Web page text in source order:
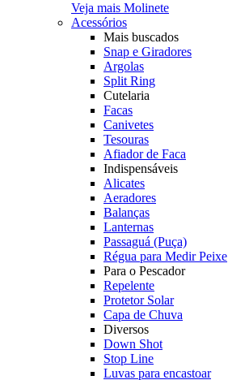
Veja mais Molinete
Acessórios
Mais buscados
Snap e Giradores
Argolas
Split Ring
Cutelaria
Facas
Canivetes
Tesouras
Afiador de Faca
Indispensáveis
Alicates
Aeradores
Balanças
Lanternas
Passaguá (Puça)
Régua para Medir Peixe
Para o Pescador
Repelente
Protetor Solar
Capa de Chuva
Diversos
Down Shot
Stop Line
Luvas para encastoar